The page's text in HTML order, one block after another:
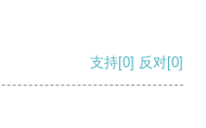
支持[0] 反对[0]